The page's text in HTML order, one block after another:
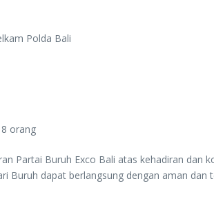
Polda Bali
orang
Partai Buruh Exco Bali atas kehadiran dan
Buruh dapat berlangsung dengan aman dan